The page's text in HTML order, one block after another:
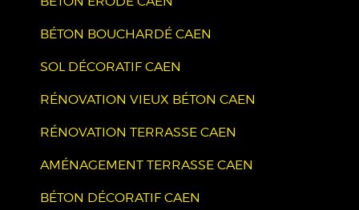
BÉTON BOUCHARDÉ CAEN
SOL DÉCORATIF CAEN
RÉNOVATION VIEUX BÉTON CAEN
RÉNOVATION TERRASSE CAEN
AMÉNAGEMENT TERRASSE CAEN
BÉTON DÉCORATIF CAEN